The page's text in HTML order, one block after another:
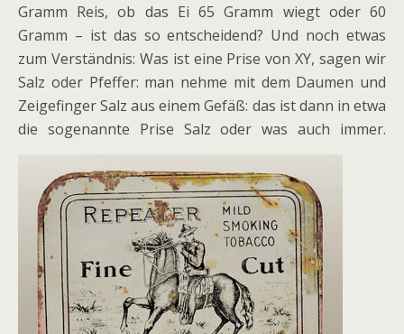
Gramm Reis, ob das Ei 65 Gramm wiegt oder 60
Gramm – ist das so entscheidend? Und noch etwas
zum Verständnis: Was ist eine Prise von XY, sagen wir
Salz oder Pfeffer: man nehme mit dem Daumen und
Zeigefinger Salz aus einem Gefäß: das ist dann in etwa
die sogenannte Prise Salz oder was auch immer.